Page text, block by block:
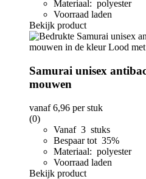
Materiaal: polyester
Voorraad laden
Bekijk product
Samurai unisex
mouwen
vanaf6,96 per stuk
(0)
Vanaf 3 stuks
Bespaar tot 35%
Materiaal: polyester
Voorraad laden
Bekijk product